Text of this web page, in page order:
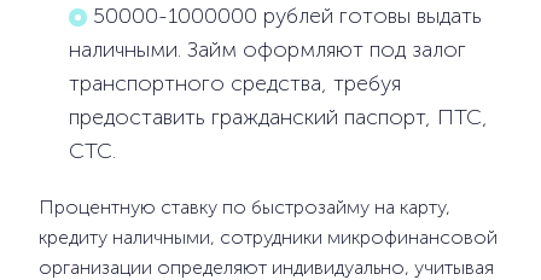
50000-1000000 рублей готовы выдать
наличными. Займ оформляют под залог
транспортного средства, требуя
предоставить гражданский паспорт, ПТС,
СТС.
Процентную ставку по быстрозайму на карту,
кредиту наличными, сотрудники микрофинансовой
организации определяют индивидуально, учитывая